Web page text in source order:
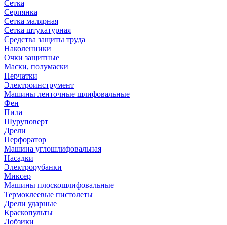
Сетка
Серпянка
Сетка малярная
Сетка штукатурная
Средства защиты труда
Наколенники
Очки защитные
Маски, полумаски
Перчатки
Электроинструмент
Машины ленточные шлифовальные
Фен
Пила
Шуруповерт
Дрели
Перфоратор
Машина углошлифовальная
Насадки
Электрорубанки
Миксер
Машины плоскошлифовальные
Термоклеевые пистолеты
Дрели ударные
Краскопульты
Лобзики